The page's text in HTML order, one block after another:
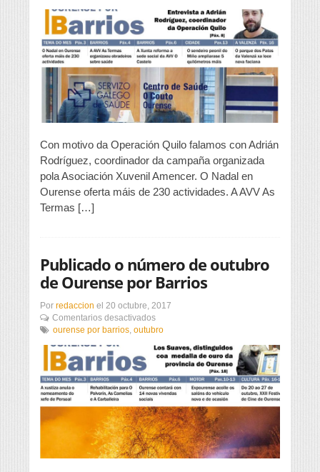
Barrios
novembro
Con motivo da Operación Quilo falamos con Adrián
Rodríguez, coordinador da campaña organizada
pola Asociación Xuvenil Amencer. O Nadal en
Ourense oferta máis de 230 actividades. A AVV As
Termas […]
Publicado o número de outubro
de Ourense por Barrios
Por redaccion el 20 octubre, 2017
Comentarios desactivadosen
Publicado
número
outubro
de
por
Barrios
ourense por barrios outubro